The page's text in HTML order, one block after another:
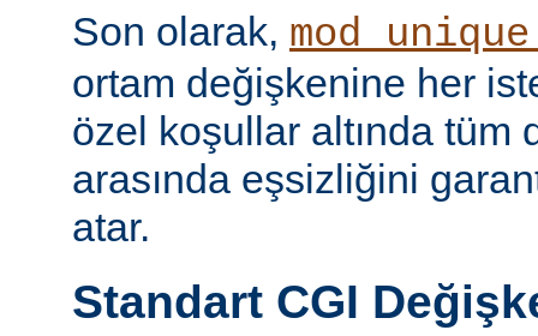
Son olarak,
ortam değişkenine her
özel koşullar altında tüm
arasında eşsizliğini
atar.
Standart CGI